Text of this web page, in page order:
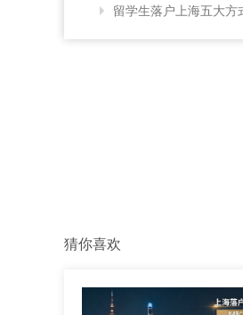
留学生落户上海五大方
猜你喜欢